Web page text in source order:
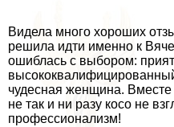
Видела много хороших
решила идти именно к
ошиблась с выбором:
чудесная женщина. Вместе
не так и ни разу косо не
профессионализм!